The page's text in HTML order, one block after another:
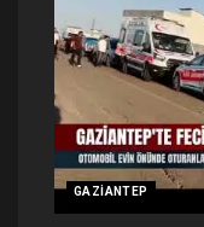
GAZIANTEP